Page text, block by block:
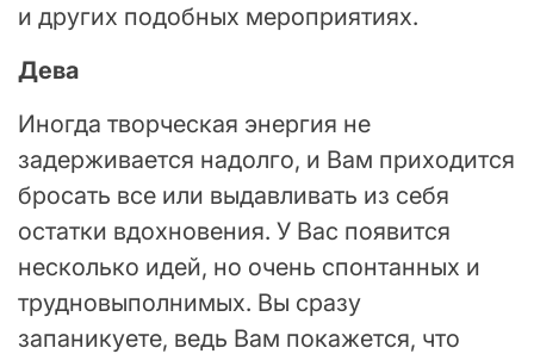
и других подобных мероприятиях.
Дева
Иногда творческая энергия не
задерживается надолго, и Вам приходится
бросать все или выдавливать из себя
остатки вдохновения. У Вас появится
несколько идей, но очень спонтанных и
трудновыполнимых. Вы сразу
запаникуете, ведь Вам покажется, что